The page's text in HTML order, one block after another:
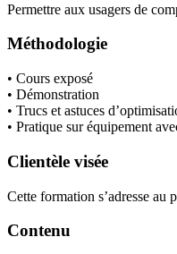
Permettre aux usagers de
Méthodologie
• Cours exposé
• Démonstration
• Trucs et astuces
• Pratique sur équipement
Clientèle visée
Cette formation s’adresse au
Contenu